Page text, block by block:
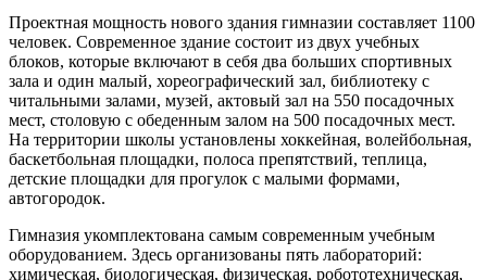
Проектная мощность нового здания гимназии составляет 1100
человек. Современное здание состоит из двух учебных
блоков, которые включают в себя два больших спортивных
зала и один малый, хореографический зал, библиотеку с
читальными залами, музей, актовый зал на 550 посадочных
мест, столовую с обеденным залом на 500 посадочных мест.
На территории школы установлены хоккейная, волейбольная,
баскетбольная площадки, полоса препятствий, теплица,
детские площадки для прогулок с малыми формами,
автогородок.
Гимназия укомплектована самым современным учебным
оборудованием. Здесь организованы пять лабораторий:
химическая, биологическая, физическая, робототехническая,